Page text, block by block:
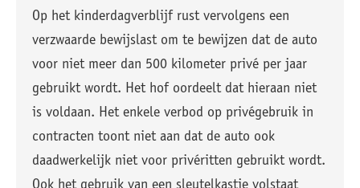
Op het kinderdagverblijf rust vervolgens een
verzwaarde bewijslast om te bewijzen dat de auto
voor niet meer dan 500 kilometer privé per jaar
gebruikt wordt. Het hof oordeelt dat hieraan niet
is voldaan. Het enkele verbod op privégebruik in
contracten toont niet aan dat de auto ook
daadwerkelijk niet voor privéritten gebruikt wordt.